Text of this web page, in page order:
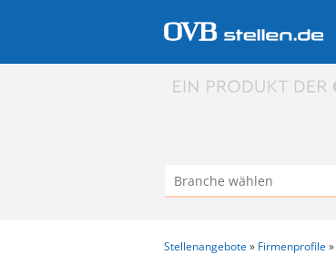
Stellenangebote Firmenprofile